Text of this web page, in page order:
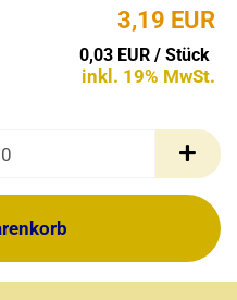
3,19 EUR
0,03 EUR / Stück
inkl. 19% MwSt.